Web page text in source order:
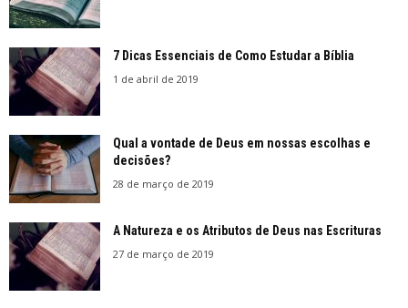
7 Dicas Essenciais de Como Estudar a Bíblia
1 de abril de 2019
Qual a vontade de Deus em nossas escolhas e
decisões?
28 de março de 2019
A Natureza e os Atributos de Deus nas Escrituras
27 de março de 2019